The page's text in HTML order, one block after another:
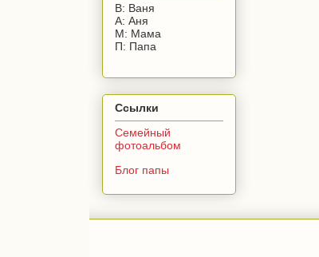
В: Ваня
А: Аня
М: Мама
П: Папа
Ссылки
Семейный
фотоальбом
Блог папы